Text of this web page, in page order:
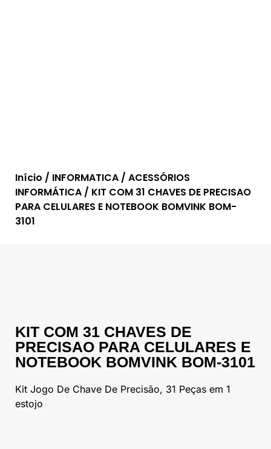
Início / INFORMATICA / ACESSÓRIOS
INFORMÁTICA / KIT COM 31 CHAVES DE PRECISAO
PARA CELULARES E NOTEBOOK BOMVINK BOM-
3101
KIT COM 31 CHAVES DE
PRECISAO PARA CELULARES E
NOTEBOOK BOMVINK BOM-3101
Kit Jogo De Chave De Precisão, 31 Peças em 1
estojo